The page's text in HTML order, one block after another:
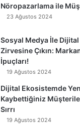
Nöropazarlama ile
23 Ağustos 2024
Sosyal Medya İle
Zirvesine Çıkın:
İpuçları!
19 Ağustos 2024
Dijital Ekosistemde
Kaybettiğiniz
Sırrı
19 Ağustos 2024